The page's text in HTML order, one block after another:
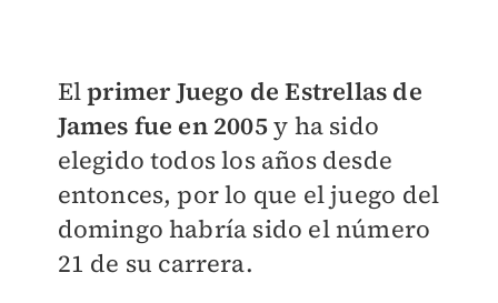
Elprimer Juego de Estrellas de
James fue en 2005y ha sido
elegido todos los años desde
entonces, por lo que el juego del
domingo habría sido el número
21 de su carrera.